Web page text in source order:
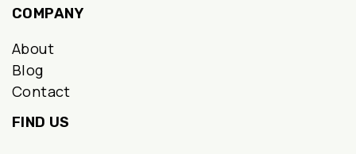
COMPANY
About
Blog
Contact
FIND US